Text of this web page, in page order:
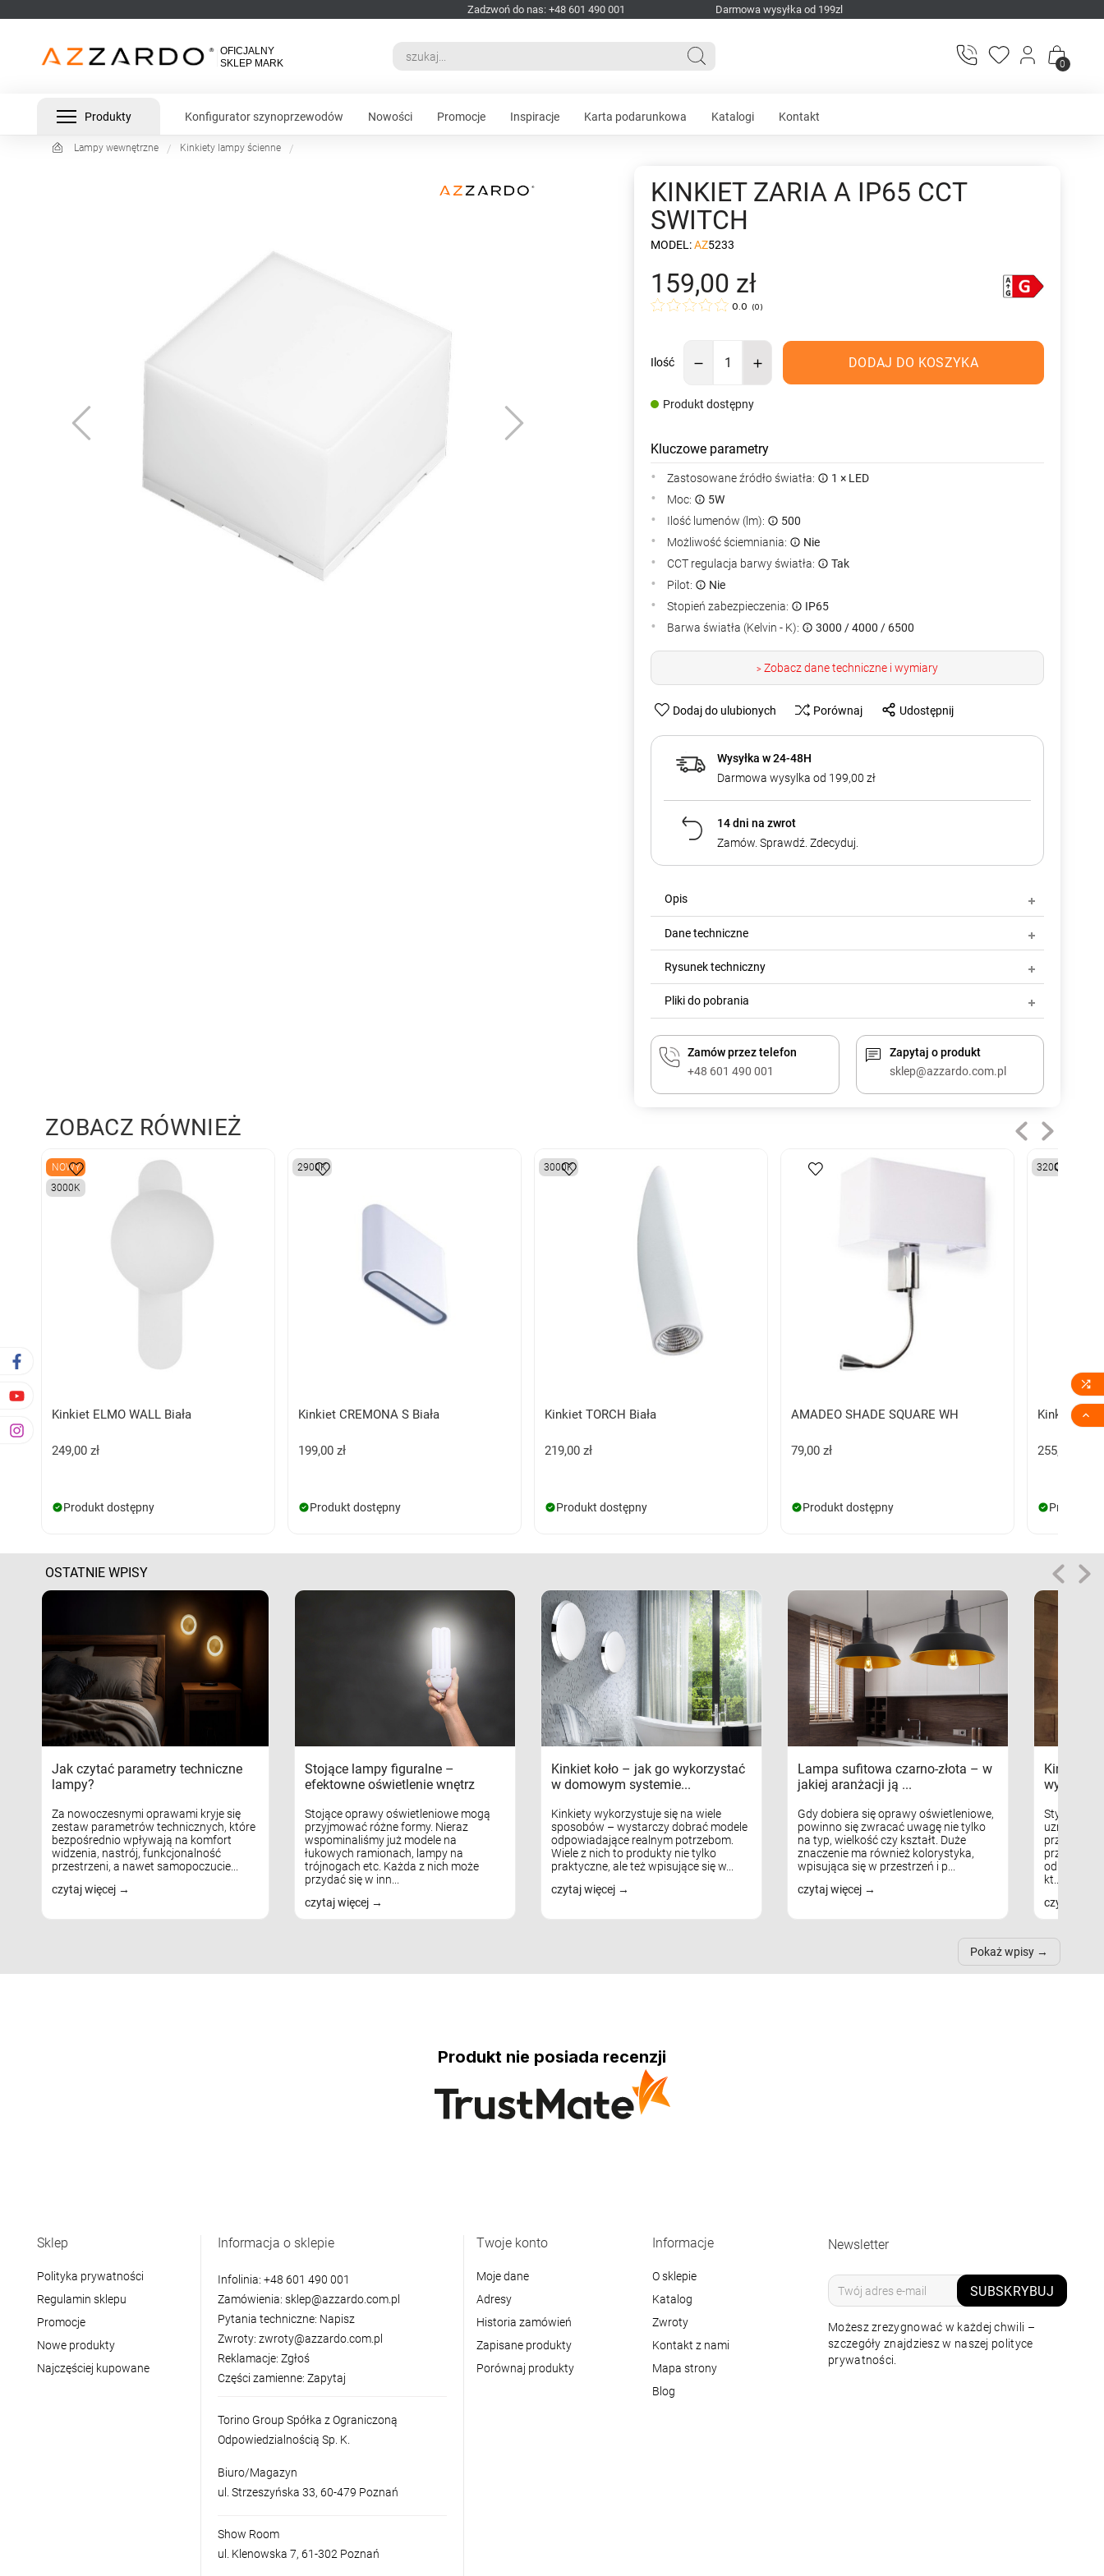
Zadzwoń do nas: +48 601 490 001 Darmowa wysyłka od 199zl
0
Produkty Konfigurator szynoprzewodów Nowości Promocje Inspiracje Karta podarunkowa Katalogi Kontakt
Lampy wewnętrzne Kinkiety lampy ścienne
KINKIET ZARIA A IP65 CCT
SWITCH
MODEL:AZ5233
159,00 zł
0.0 (0)
Ilość DODAJ DO KOSZYKA
Produkt dostępny
Kluczowe parametry
Zastosowane źródło światła:
1 × LED
Moc:
5W
Ilość lumenów (lm):
500
Możliwość ściemniania:
Nie
CCT regulacja barwy światła:
Tak
Pilot:
Nie
Stopień zabezpieczenia:
IP65
Barwa światła (Kelvin - K):
3000 / 4000 / 6500
> Zobacz dane techniczne i wymiary
Dodaj do ulubionych Porównaj Udostępnij
Wysyłka w 24-48H
Darmowa wysylka od 199,00 zł
14 dni na zwrot
Zamów. Sprawdź. Zdecyduj.
Opis
Dane techniczne
Rysunek techniczny
Pliki do pobrania
Zamów przez telefon
+48 601 490 001
Zapytaj o produkt
sklep@azzardo.com.pl
ZOBACZ RÓWNIEŻ
NOWY
3000K
Kinkiet ELMO WALL Biała
249,00 zł
Produkt dostępny
2900K
Kinkiet CREMONA S Biała
199,00 zł
Produkt dostępny
3000K
Kinkiet TORCH Biała
219,00 zł
Produkt dostępny
AMADEO SHADE SQUARE WH
79,00 zł
Produkt dostępny
3200K
Kinkiet
255,00 zł
Produkt
OSTATNIE WPISY
Jak czytać parametry techniczne
lampy?
Za nowoczesnymi oprawami kryje się
zestaw parametrów technicznych, które
bezpośrednio wpływają na komfort
widzenia, nastrój, funkcjonalność
przestrzeni, a nawet samopoczucie...
czytaj więcej
Stojące lampy figuralne –
efektowne oświetlenie wnętrz
Stojące oprawy oświetleniowe mogą
przyjmować różne formy. Nieraz
wspominaliśmy już modele na
łukowych ramionach, lampy na
trójnogach etc. Każda z nich może
przydać się w inn...
czytaj więcej
Kinkiet koło – jak go wykorzystać
w domowym systemie...
Kinkiety wykorzystuje się na wiele
sposobów – wystarczy dobrać modele
odpowiadające realnym potrzebom.
Wiele z nich to produkty nie tylko
praktyczne, ale też wpisujące się w...
czytaj więcej
Lampa sufitowa czarno-złota – w
jakiej aranżacji ją ...
Gdy dobiera się oprawy oświetleniowe,
powinno się zwracać uwagę nie tylko
na typ, wielkość czy kształt. Duże
znaczenie ma również kolorystyka,
wpisująca się w przestrzeń i p...
czytaj więcej
Kinkiety
Styl
uznaniem
kt...
czytaj
Pokaż wpisy
Produkt nie posiada recenzji
Sklep
Polityka prywatności
Regulamin sklepu
Promocje
Nowe produkty
Najczęściej kupowane
Informacja o sklepie
Infolinia: +48 601 490 001
Zamówienia: sklep@azzardo.com.pl
Pytania techniczne: Napisz
Zwroty: zwroty@azzardo.com.pl
Reklamacje: Zgłoś
Części zamienne: Zapytaj
Torino Group Spółka z Ograniczoną
Odpowiedzialnością Sp. K.
Biuro/Magazyn
ul. Strzeszyńska 33, 60-479 Poznań
Show Room
ul. Klenowska 7, 61-302 Poznań
Twoje konto
Moje dane
Adresy
Historia zamówień
Zapisane produkty
Porównaj produkty
Informacje
O sklepie
Katalog
Zwroty
Kontakt z nami
Mapa strony
Blog
Newsletter
SUBSKRYBUJ
Możesz zrezygnować w każdej chwili –
szczegóły znajdziesz w naszej polityce
prywatności.

